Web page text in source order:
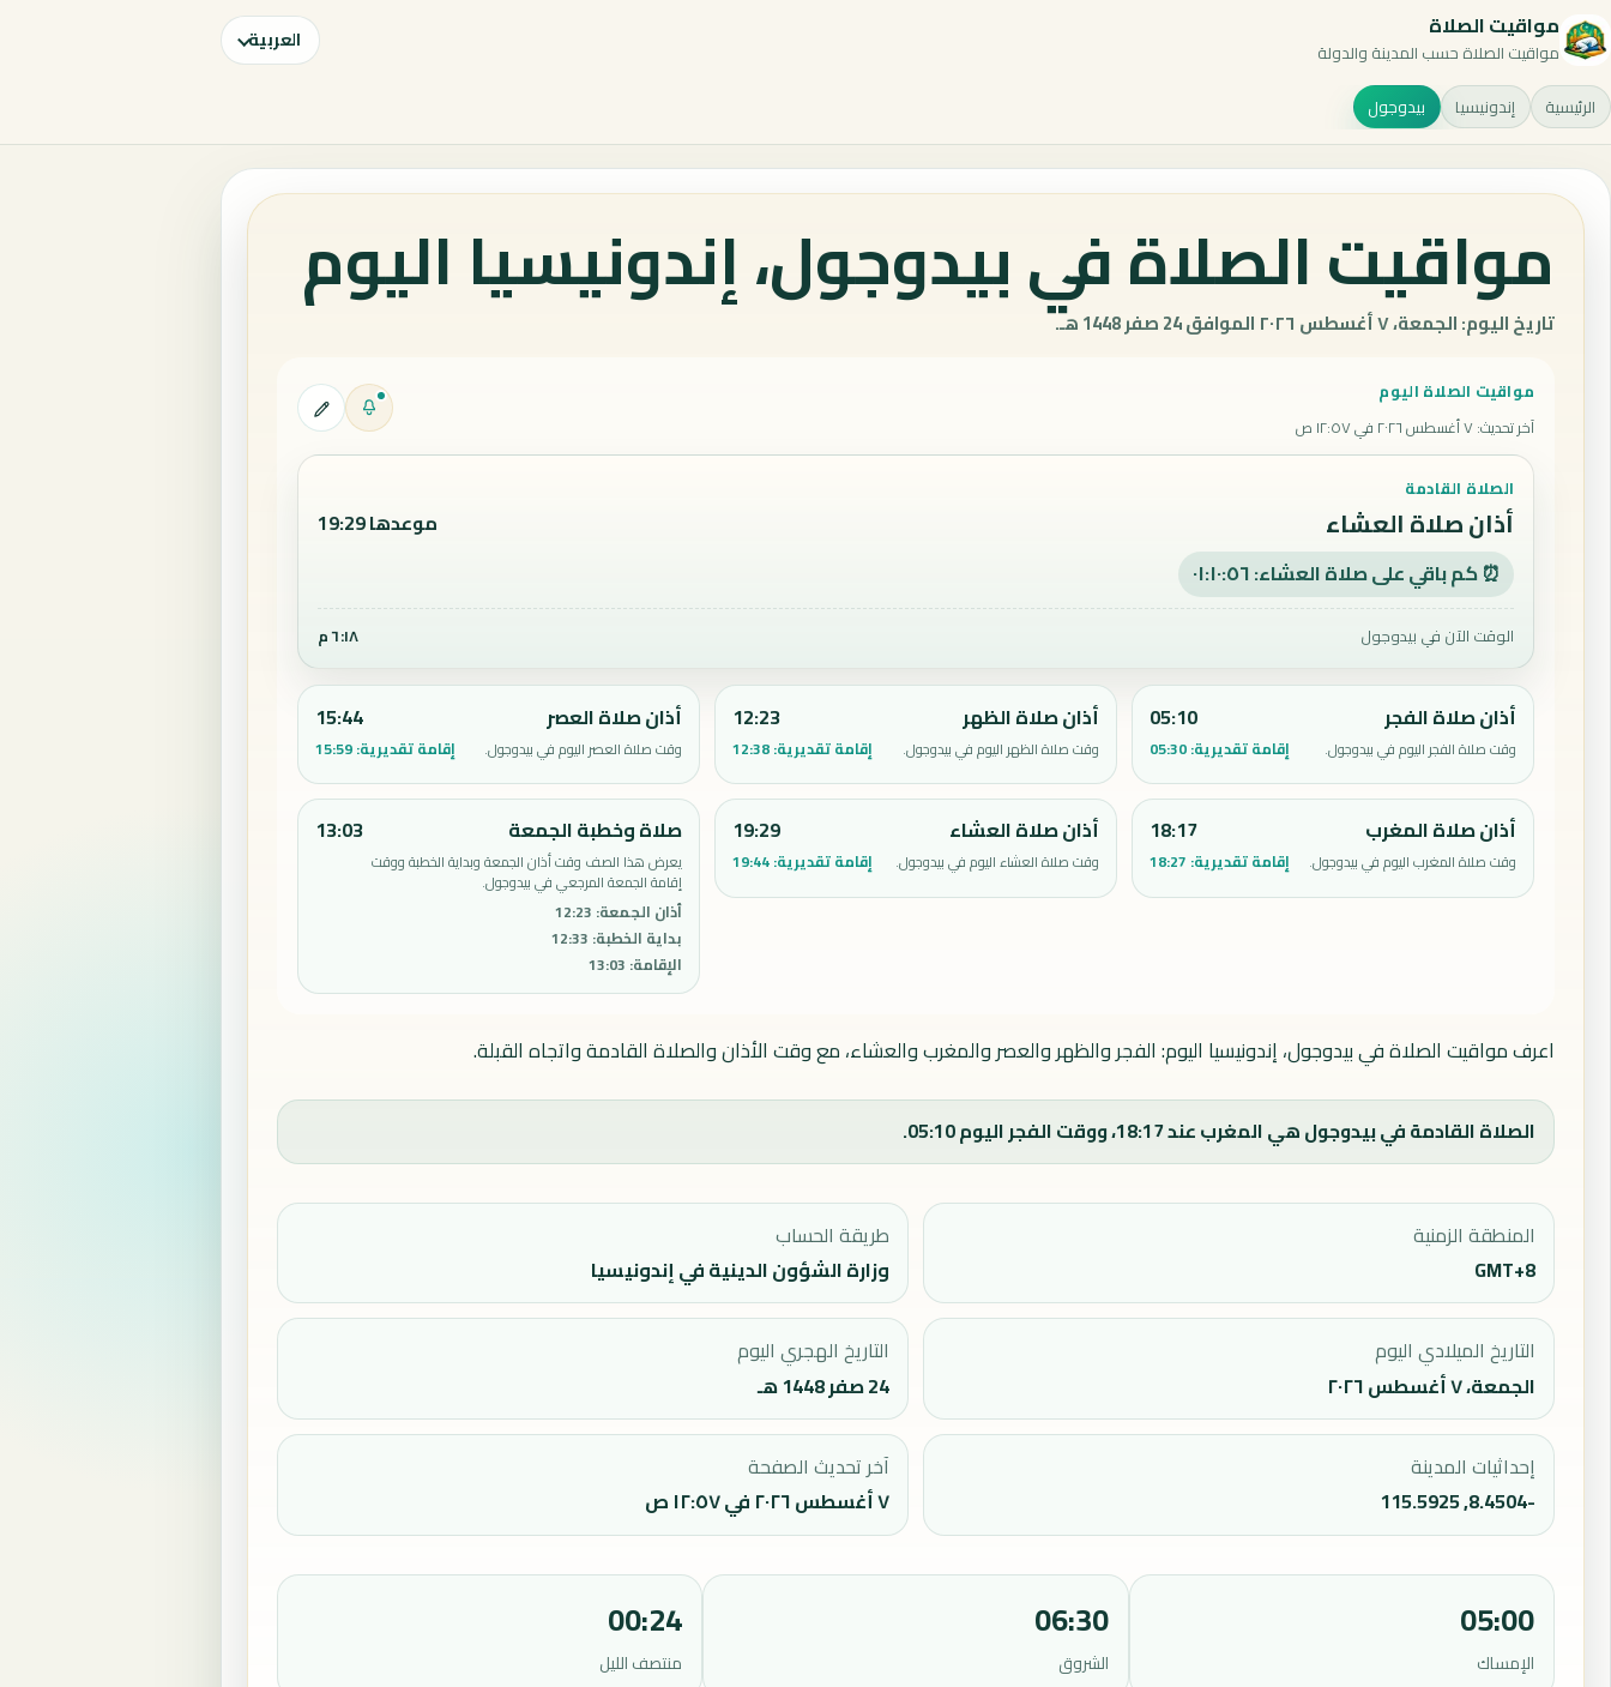
مواقيت الصلاة
مواقيت الصلاة حسب المدينة والدولة العربية
الرئيسية إندونيسيا بيدوجول
مواقيت الصلاة في بيدوجول، إندونيسيا اليوم
تاريخ اليوم: الجمعة، ٧ أغسطس ٢٠٢٦ الموافق 24 صفر 1448 هـ.
مواقيت الصلاة اليوم
آخر تحديث:٧ أغسطس ٢٠٢٦ في ١٢:٥٧ ص
الصلاة القادمة
أذان صلاة العشاء موعدها 19:29
⏰ كم باقي على صلاة العشاء: ٠١:١٠:٥٥
الوقت الآن في بيدوجول ٦:١٨ م
أذان صلاة الفجر
وقت صلاة الفجر اليوم في بيدوجول.
05:10
إقامة تقديرية:05:30
أذان صلاة الظهر
وقت صلاة الظهر اليوم في بيدوجول.
12:23
إقامة تقديرية:12:38
أذان صلاة العصر
وقت صلاة العصر اليوم في بيدوجول.
15:44
إقامة تقديرية:15:59
أذان صلاة المغرب
وقت صلاة المغرب اليوم في بيدوجول.
18:17
إقامة تقديرية: 18:27
أذان صلاة العشاء
وقت صلاة العشاء اليوم في بيدوجول.
19:29
إقامة تقديرية:19:44
صلاة وخطبة الجمعة
يعرض هذا الصف وقت أذان الجمعة وبداية الخطبة ووقت
إقامة الجمعة المرجعي في بيدوجول.
أذان الجمعة:
12:23
بداية الخطبة:
12:33
الإقامة:
13:03
13:03
اعرف مواقيت الصلاة في بيدوجول، إندونيسيا اليوم: الفجر والظهر والعصر والمغرب والعشاء، مع وقت الأذان والصلاة القادمة واتجاه القبلة.
الصلاة القادمة في بيدوجول هي المغرب عند 18:17، ووقت الفجر اليوم 05:10.
المنطقة الزمنية
GMT+8
طريقة الحساب
وزارة الشؤون الدينية في إندونيسيا
التاريخ الميلادي اليوم
الجمعة، ٧ أغسطس ٢٠٢٦
التاريخ الهجري اليوم
24 صفر 1448 هـ
إحداثيات المدينة
-8.4504, 115.5925
آخر تحديث الصفحة
٧ أغسطس ٢٠٢٦ في ١٢:٥٧ ص
05:00
الإمساك
06:30
الشروق
00:24
منتصف الليل